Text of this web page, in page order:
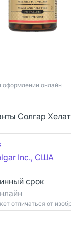
оформлении онлайн
Солгар
Inc., США
срок
отличаться от